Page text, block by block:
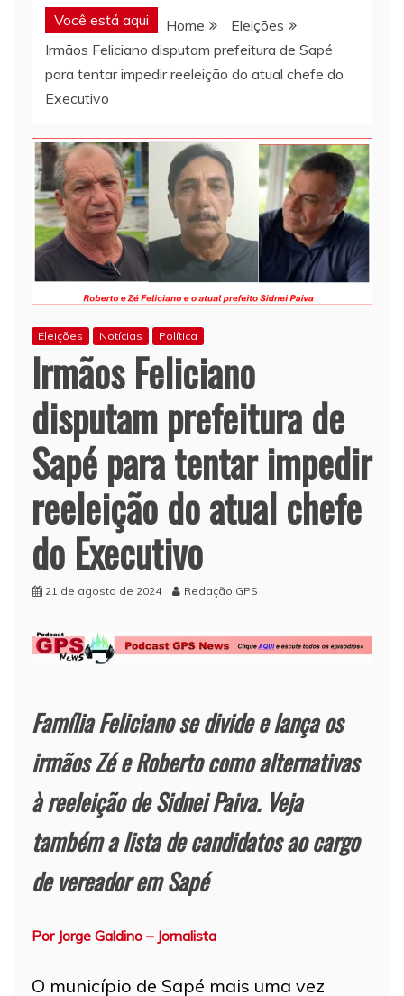
Você está aqui Home
Eleições
Irmãos Feliciano disputam prefeitura de Sapé
para tentar impedir reeleição do atual chefe do
Executivo
Eleições Notícias Política
Irmãos Feliciano
disputam prefeitura de
Sapé para tentar impedir
reeleição do atual chefe
do Executivo
21 de agosto de 2024 Redação GPS
Família Feliciano se divide e lança os
irmãos Zé e Roberto como alternativas
à reeleição de Sidnei Paiva. Veja
também a lista de candidatos ao cargo
de vereador em Sapé
Por Jorge Galdino – Jornalista
O município de Sapé mais uma vez